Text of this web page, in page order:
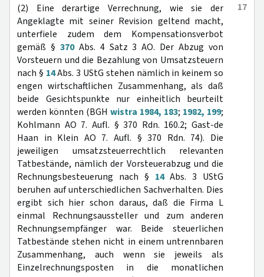
17
(2) Eine derartige Verrechnung, wie sie der
Angeklagte mit seiner Revision geltend macht,
unterfiele zudem dem Kompensationsverbot
gemäß § 370Abs. 4 Satz 3 AO. Der Abzug von
Vorsteuern und die Bezahlung von Umsatzsteuern
nach § 14Abs. 3 UStG stehen nämlich in keinem so
engen wirtschaftlichen Zusammenhang, als daß
beide Gesichtspunkte nur einheitlich beurteilt
werden könnten (BGH wistra 1984, 183; 1982, 199;
Kohlmann AO 7. Aufl. § 370 Rdn. 160.2; Gast-de
Haan in Klein AO 7. Aufl. § 370 Rdn. 74). Die
jeweiligen umsatzsteuerrechtlich relevanten
Tatbestände, nämlich der Vorsteuerabzug und die
Rechnungsbesteuerung nach § 14Abs. 3 UStG
beruhen auf unterschiedlichen Sachverhalten. Dies
ergibt sich hier schon daraus, daß die Firma L
einmal Rechnungsaussteller und zum anderen
Rechnungsempfänger war. Beide steuerlichen
Tatbestände stehen nicht in einem untrennbaren
Zusammenhang, auch wenn sie jeweils als
Einzelrechnungsposten in die monatlichen